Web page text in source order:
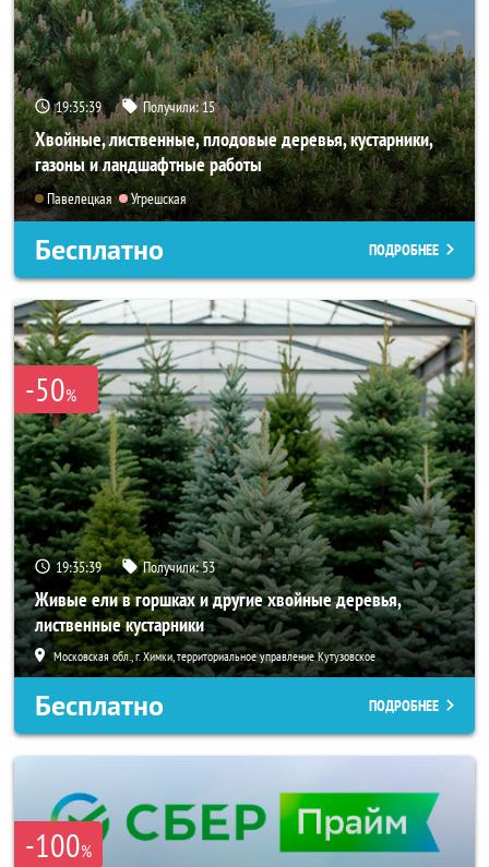
19:35:37 Получили:15
Хвойные, лиственные, плодовые деревья, кустарники,
газоны и ландшафтные работы
Павелецкая Угрешская
Бесплатно ПОДРОБНЕЕ
-50%
19:35:37 Получили:53
Живые ели в горшках и другие хвойные деревья,
лиственные кустарники
Московская обл., г. Химки, территориальное управление Кутузовское
Бесплатно ПОДРОБНЕЕ
-100%